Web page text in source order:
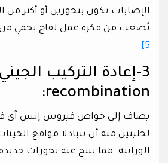
الإصابات تكون بتحورين أو أكثر من
يُصعب من فكرة عمل لقاح يحمي من
5]
recombination:
لخليتين منه أن يتبادلا مواقع
الوراثية. مما ينتج عنه تحورات